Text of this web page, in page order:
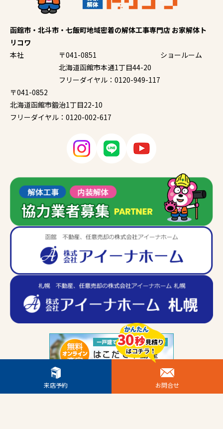
函館市・北斗市・七飯町地域密着の解体工事専門店 お家解体ト
リコワ
本社
〒041-0851
北海道函館市本通1丁目44-20
フリーダイヤル：0120-949-117
ショールーム
〒041-0852
北海道函館市鍛治1丁目22-10
フリーダイヤル：0120-002-617
来店予約 お問合せ